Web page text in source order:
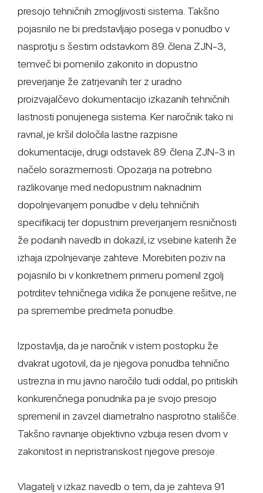
presojo tehničnih zmogljivosti sistema. Takšno
pojasnilo ne bi predstavljajo posega v ponudbo v
nasprotju s šestim odstavkom 89. člena ZJN-3,
temveč bi pomenilo zakonito in dopustno
preverjanje že zatrjevanih ter z uradno
proizvajalčevo dokumentacijo izkazanih tehničnih
lastnosti ponujenega sistema. Ker naročnik tako ni
ravnal, je kršil določila lastne razpisne
dokumentacije, drugi odstavek 89. člena ZJN-3 in
načelo sorazmernosti. Opozarja na potrebno
razlikovanje med nedopustnim naknadnim
dopolnjevanjem ponudbe v delu tehničnih
specifikacij ter dopustnim preverjanjem resničnosti
že podanih navedb in dokazil, iz vsebine katerih že
izhaja izpolnjevanje zahteve. Morebiten poziv na
pojasnilo bi v konkretnem primeru pomenil zgolj
potrditev tehničnega vidika že ponujene rešitve, ne
pa spremembe predmeta ponudbe.
Izpostavlja, da je naročnik v istem postopku že
dvakrat ugotovil, da je njegova ponudba tehnično
ustrezna in mu javno naročilo tudi oddal, po pritiskih
konkurenčnega ponudnika pa je svojo presojo
spremenil in zavzel diametralno nasprotno stališče.
Takšno ravnanje objektivno vzbuja resen dvom v
zakonitost in nepristranskost njegove presoje.
Vlagatelj v izkaz navedb o tem, da je zahteva 91